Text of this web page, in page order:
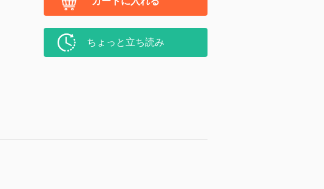
ちょっと立ち読み